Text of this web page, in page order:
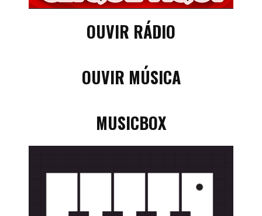
OUVIR RÁDIO
OUVIR MÚSICA
MUSICBOX